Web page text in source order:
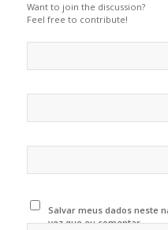
Want to join the discussion?
Feel free to contribute!
Salvar meus dados neste
vez que eu comentar.